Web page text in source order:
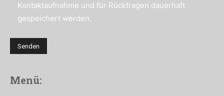
Kontaktaufnahme und für Rückfragen dauerhaft
gespeichert werden.
Menü: